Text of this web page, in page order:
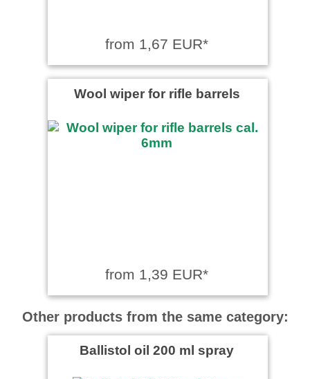
from 1,67 EUR*
Wool wiper for rifle barrels
from 1,39 EUR*
Other products from the same category:
Ballistol oil 200 ml spray